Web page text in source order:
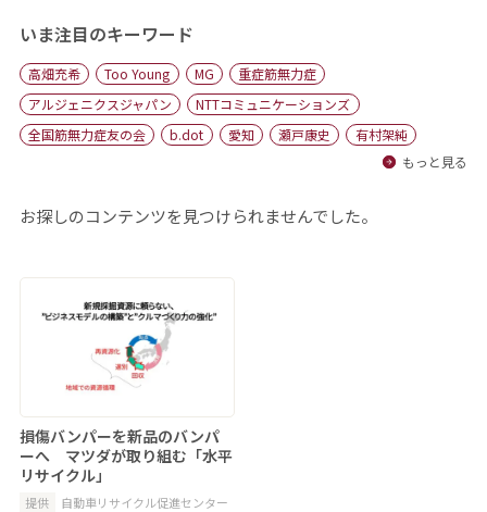
おすすめコンテンツ
出版物
会社概要
いま注目のキーワード
高畑充希 Too Young MG
重症筋無力症
アルジェニクスジャパン
NTTコミュニケーションズ
全国筋無力症友の会
b.dot 愛知 瀬戸康史
有村架純
もっと見る
お探しのコンテンツを見つけられませんでした。
損傷バンパーを新品のバンパ
ーへ マツダが取り組む「水平
リサイクル」
提供 自動車リサイクル促進センター